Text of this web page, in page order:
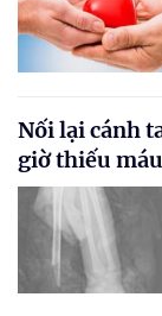
Nối lại cánh
giờ thiếu máu